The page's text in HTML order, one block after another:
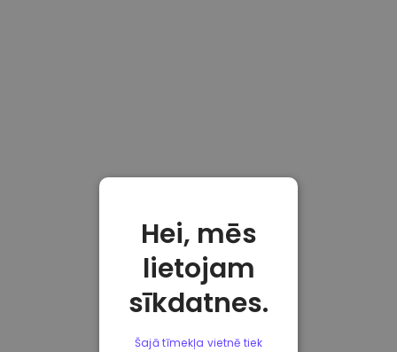
Hei, mēs
lietojam
sīkdatnes.
Šajā tīmekļa vietnē tiek